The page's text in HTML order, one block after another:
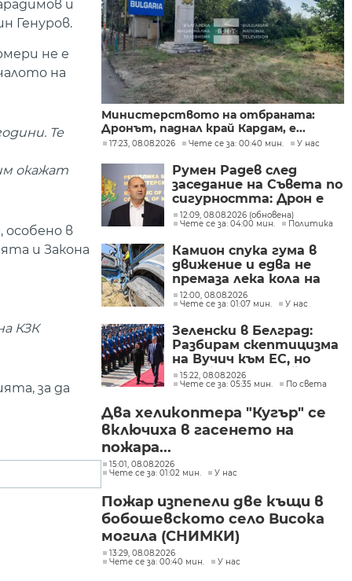
и
Генуров.
не е
на
Те
окажат
в
и Закона
КЗК
за да
Министерството на отбраната:
Дронът, паднал край Кардам, е...
17:23, 08.08.2026 Чете се за: 00:40 мин. У нас
Румен Радев след
заседание на Съвета по
сигурността: Дрон е
нахлул в българското
въздушно
12:09, 08.08.2026 (обновена)
Чете се за: 04:00 мин.
Политика
Камион спука гума в
движение и едва не
премаза лека кола на
Подбалканския път
(СНИМКИ)
12:00, 08.08.2026
Чете се за: 01:07 мин.
У нас
Зеленски в Белград:
Разбирам скептицизма
на Вучич към ЕС, но
Украйна е във война и
няма време за
15:22, 08.08.2026
Чете се за: 05:35 мин.
По света
Два хеликоптера "Кугър" се
включиха в гасенето на
пожара...
15:01, 08.08.2026
Чете се за: 01:02 мин.
У нас
Пожар изпепели две къщи в
бобошевското село Висока
могила (СНИМКИ)
13:29, 08.08.2026
Чете се за: 00:40 мин.
У нас